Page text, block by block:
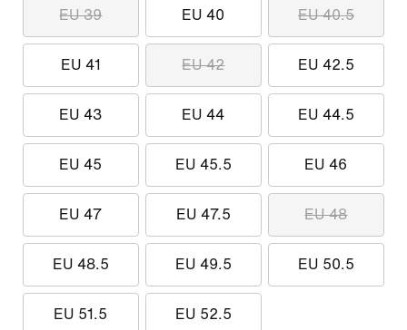
EU 39 EU 40 EU 40.5
EU 41 EU 42 EU 42.5
EU 43 EU 44 EU 44.5
EU 45 EU 45.5 EU 46
EU 47 EU 47.5 EU 48
EU 48.5 EU 49.5 EU 50.5
EU 51.5 EU 52.5